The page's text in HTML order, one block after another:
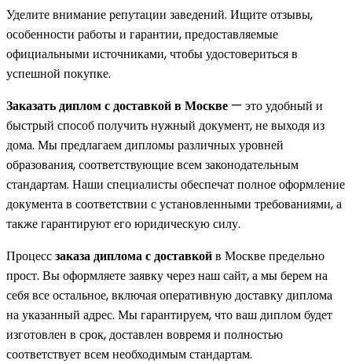
Уделите внимание репутации заведений. Ищите отзывы,
особенности работы и гарантии, предоставляемые
официальными источниками, чтобы удостовериться в
успешной покупке.
Заказать диплом с доставкой в Москве — это удобный и
быстрый способ получить нужный документ, не выходя из
дома. Мы предлагаем дипломы различных уровней
образования, соответствующие всем законодательным
стандартам. Наши специалисты обеспечат полное оформление
документа в соответствии с установленными требованиями, а
также гарантируют его юридическую силу.
Процессзаказа диплома с доставкойв Москве предельно
прост. Вы оформляете заявку через наш сайт, а мы берем на
себя все остальное, включая оперативную доставку диплома
на указанный адрес. Мы гарантируем, что ваш диплом будет
изготовлен в срок, доставлен вовремя и полностью
соответствует всем необходимым стандартам.